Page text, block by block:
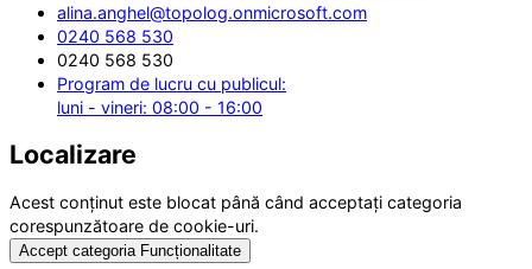
alina.anghel@topolog.onmicrosoft.com
0240 568 530
0240 568 530
Program de lucru cu publicul:
luni - vineri: 08:00 - 16:00
Localizare
Acest conținut este blocat până când acceptați categoria
corespunzătoare de cookie-uri.
Accept categoria Funcționalitate